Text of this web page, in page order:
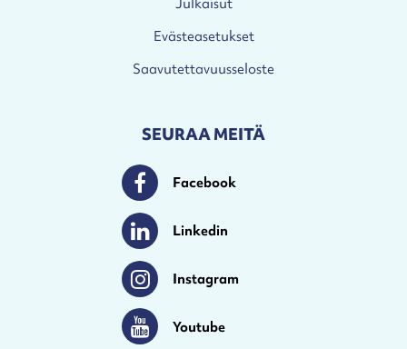
Evästeasetukset
Saavutettavuusseloste
SEURAA MEITÄ
FacebookFacebook
LinkedinLinkedin
InstagramInstagram
Youtube Youtube